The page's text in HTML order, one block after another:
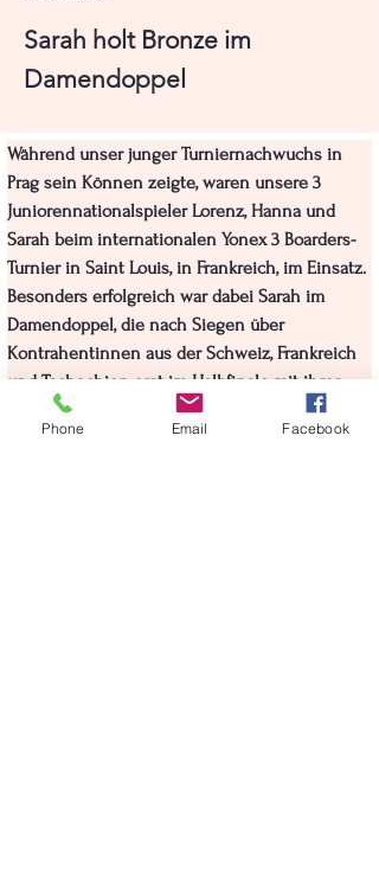
Sarah holt Bronze im
Damendoppel
Während unser junger Turniernachwuchs in
Prag sein Können zeigte, waren unsere 3
Juniorennationalspieler Lorenz, Hanna und
Sarah beim internationalen Yonex 3 Boarders-
Turnier in Saint Louis, in Frankreich, im Einsatz.
Besonders erfolgreich war dabei Sarah im
Damendoppel, die nach Siegen über
Kontrahentinnen aus der Schweiz, Frankreich
und Tschechien erst im Halbfinale mit ihrer
Vorarlberger Partnerin gegen die späteren
Turniersiegerinnen aus China-Taipeh unterlag.
Phone Email Facebook